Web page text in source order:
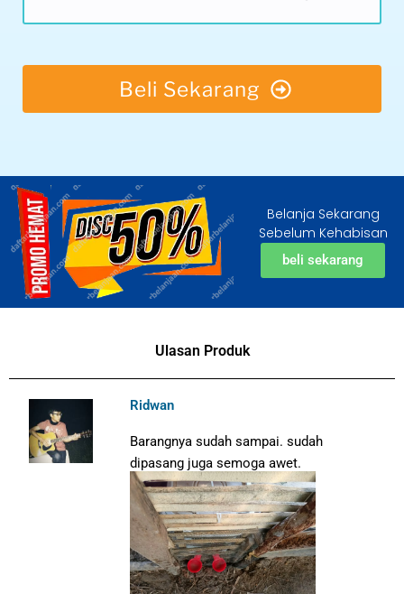
Beli Sekarang
Belanja Sekarang
Sebelum Kehabisan
beli sekarang
Ulasan Produk
Ridwan
Barangnya sudah sampai. sudah
dipasang juga semoga awet.